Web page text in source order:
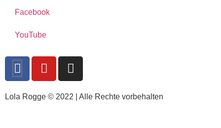
Facebook
YouTube
Lola Rogge © 2022 | Alle Rechte vorbehalten